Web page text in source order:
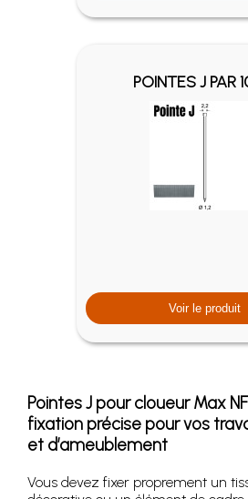
POINTES J PAR
Voir le produit
Pointes J pour cloueur Max
fixation précise pour vos
et d’ameublement
Vous devez fixer proprement un